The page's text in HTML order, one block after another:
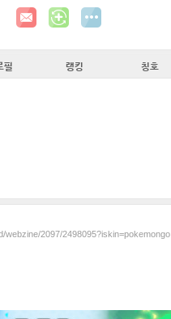
필 랭킹 칭호
webzine/2097/2498095?iskin=pokemongo